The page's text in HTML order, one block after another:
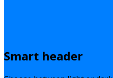
Smart header